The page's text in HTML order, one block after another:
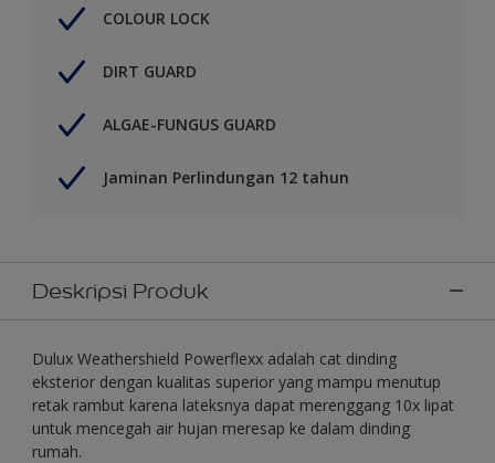
COLOUR LOCK
DIRT GUARD
ALGAE-FUNGUS GUARD
Jaminan Perlindungan 12 tahun
Deskripsi Produk
Dulux Weathershield Powerflexx adalah cat dinding
eksterior dengan kualitas superior yang mampu menutup
retak rambut karena lateksnya dapat merenggang 10x lipat
untuk mencegah air hujan meresap ke dalam dinding
rumah.